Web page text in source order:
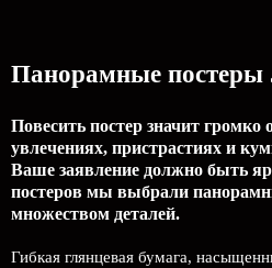
Панорамные постеры
Повесить постер значит громко
увлечениях, пристрастиях и
Ваше заявление должно быть
постеров мы выбрали
множеством деталей.
Гибкая глянцевая бумага,